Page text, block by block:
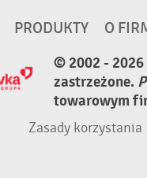
PRODUKTY O
© 2002 -
zastrzeżone.
towarowym
Zasady korzystania